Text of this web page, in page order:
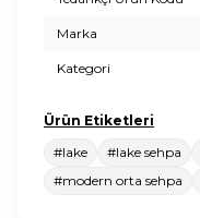
Marka
Kategori
Ürün Etiketleri
#lake
#lake sehpa
#modern orta sehpa